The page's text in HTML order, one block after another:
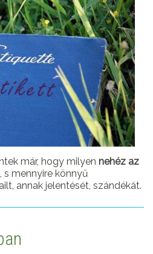
már, hogy milyen nehéz az
, s mennyire könnyű
annak jelentését, szándékát.